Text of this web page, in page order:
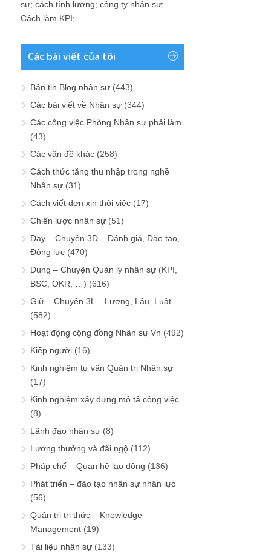
sự; cách tính lương; công ty nhân sự;
Cách làm KPI;
Các bài viết của tôi
Bản tin Blog nhân sự (443)
Các bài viết về Nhân sự (344)
Các công việc Phòng Nhân sự phải làm
(43)
Các vấn đề khác (258)
Cách thức tăng thu nhập trong nghề
Nhân sự (31)
Cách viết đơn xin thôi việc (17)
Chiến lược nhân sự (51)
Dạy – Chuyện 3Đ – Đánh giá, Đào tạo,
Động lực (470)
Dùng – Chuyện Quản lý nhân sự (KPI,
BSC, OKR, …) (616)
Giữ – Chuyện 3L – Lương, Lậu, Luật
(582)
Hoạt động cộng đồng Nhân sự Vn (492)
Kiếp người (16)
Kinh nghiệm tư vấn Quản trị Nhân sự
(17)
Kinh nghiệm xây dựng mô tả công việc
(8)
Lãnh đạo nhân sự (8)
Lương thưởng và đãi ngộ (112)
Pháp chế – Quan hệ lao động (136)
Phát triển – đào tạo nhân sự nhân lực
(56)
Quản trị tri thức – Knowledge
Management (19)
Tài liệu nhân sự (133)